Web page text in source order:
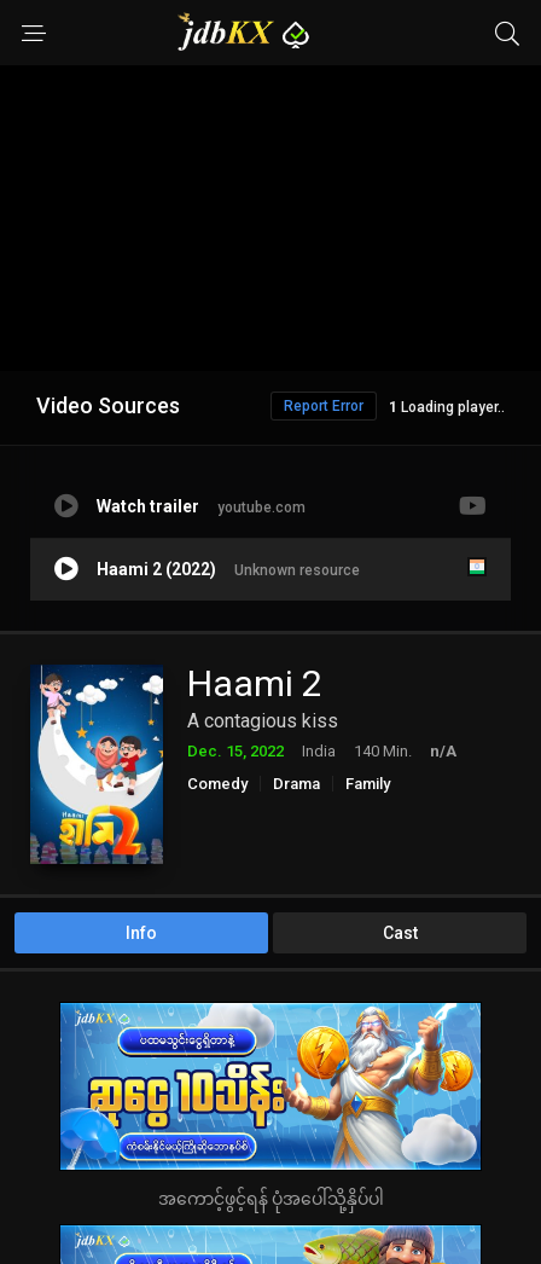
Video Sources Loading player..
Report Error
Watch trailer youtube.com
Haami 2 (2022) Unknown resource
Haami 2
A contagious kiss
Dec. 15, 2022 India 140 Min.
n/A
Comedy
Drama Family
Info Cast
အကောင့်ဖွင့်ရန် ပုံအပေါ်သို့နှိပ်ပါ